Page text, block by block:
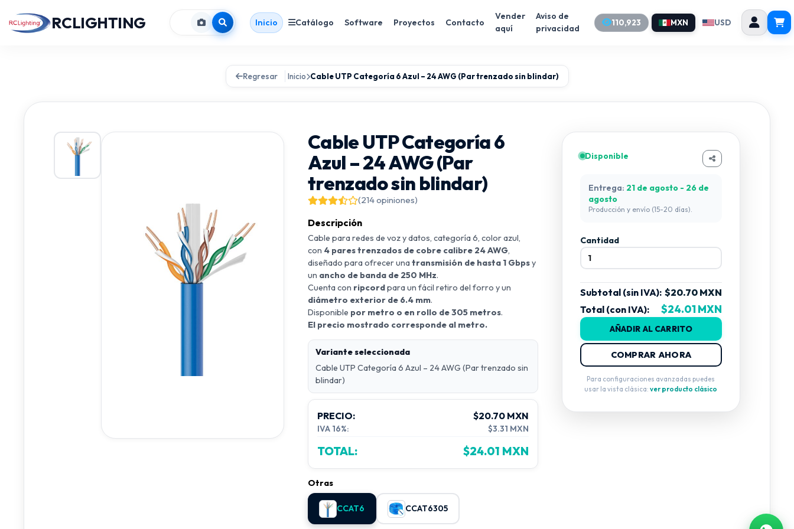
RCLIGHTING Inicio Catálogo Software Proyectos Contacto
Vender
aquí
Aviso de
privacidad
110,923 MXN USD
Regresar Inicio Cable UTP Categoría 6 Azul – 24 AWG (Par trenzado sin blindar)
Cable UTP Categoría 6
Azul – 24 AWG (Par
trenzado sin blindar)
(214 opiniones)
Descripción
Cable para redes de voz y datos, categoría 6, color azul,
con 4 pares trenzados de cobre calibre 24 AWG,
diseñado para ofrecer unatransmisión de hasta 1 Gbpsy
un ancho de banda de 250 MHz.
Cuenta con ripcordpara un fácil retiro del forro y un
diámetro exterior de 6.4 mm.
Disponible por metro o en rollo de 305 metros.
El precio mostrado corresponde al metro.
Variante seleccionada
Cable UTP Categoría 6 Azul – 24 AWG (Par trenzado sin
blindar)
PRECIO: $20.70 MXN
IVA 16%: $3.31 MXN
TOTAL: $24.01 MXN
Otras
CCAT6 CCAT6305
Disponible
Entrega: 21 de agosto - 26 de
agosto
Producción y envío (15-20 días).
Cantidad
Subtotal (sin IVA): $20.70 MXN
Total (con IVA):
$24.01 MXN
AÑADIR AL CARRITO
COMPRAR AHORA
Para configuraciones avanzadas puedes
usar la vista clásica:ver producto clásico